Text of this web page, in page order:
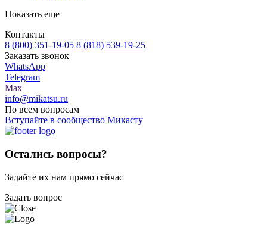
Показать еще
Контакты
8 (800) 351-19-05 8 (818) 539-19-25
Заказать звонок
WhatsApp
Telegram
Max
info@mikatsu.ru
По всем вопросам
Вступайте в сообщество Микасту
Остались вопросы?
Задайте их нам прямо сейчас
Задать вопрос